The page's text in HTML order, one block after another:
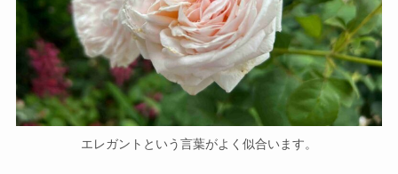
エレガントという言葉がよく似合います。